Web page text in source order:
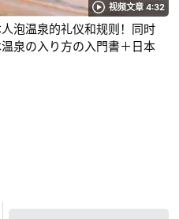
视频文章 4:32
泡温泉的礼仪和规则！同时
泉の入り方の入門書＋日本